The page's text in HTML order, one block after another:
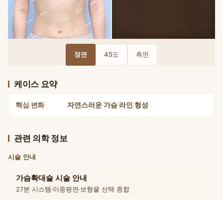
BEFORE — 세빈 서브리미티 가슴성형 · 정면 수술 전
AFTER — 세빈 서브리미티 가슴
정면 45도 측면
케이스 요약
핵심 변화 자연스러운 가슴 라인 형성
관련 의학 정보
시술 안내
가슴확대술 시술 안내
27분 시스템·이중평면·보형물 선택 종합